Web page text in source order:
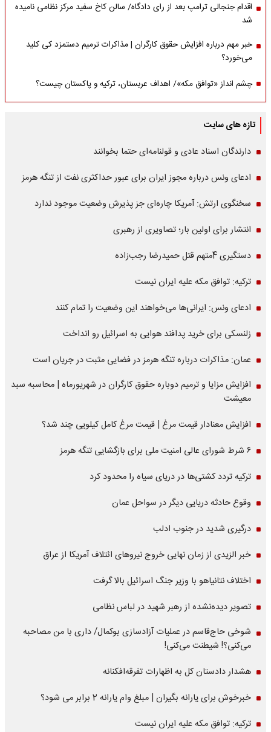
اقدام جنجالی ترامپ بعد از رای دادگاه/ سالن کاخ سفید مرکز نظامی نامیده
شد
خبر مهم درباره افزایش حقوق کارگران | مذاکرات ترمیم دستمزد کی کلید
می‌خورد؟
چشم انداز «توافق مکه»/ اهداف عربستان، ترکیه و پاکستان چیست؟
تازه های سایت
دارندگان اسناد عادی و قولنامه‌ای حتما بخوانند
ادعای ونس درباره مجوز ایران برای عبور حداکثری نفت از تنگه هرمز
سخنگوی ارتش: آمریکا چاره‌ای جز پذیرش وضعیت موجود ندارد
انتشار برای اولین بار؛ تصاویری از رهبری
دستگیری 4متهم قتل حمیدرضا رجب‌زاده
ترکیه: توافق مکه علیه ایران نیست
ادعای ونس: ایرانی‌ها می‌خواهند این وضعیت را تمام کنند
زلنسکی برای خرید پدافند هوایی به اسرائیل رو انداخت
عمان: مذاکرات درباره تنگه هرمز در فضایی مثبت در جریان است
افزایش مزایا و ترمیم دوباره حقوق کارگران در شهریورماه | محاسبه سبد
معیشت
افزایش معنادار قیمت مرغ | قیمت مرغ کامل کیلویی چند شد؟
۶ شرط شورای عالی امنیت ملی برای بازگشایی تنگه هرمز
ترکیه تردد کشتی‌ها در دریای سیاه را محدود کرد
وقوع حادثه دریایی دیگر در سواحل عمان
درگیری شدید در جنوب ادلب
خبر الزیدی از زمان نهایی خروج نیروهای ائتلاف آمریکا از عراق
اختلاف نتانیاهو با وزیر جنگ اسرائیل بالا گرفت
تصویر دیده‌نشده از رهبر شهید در لباس نظامی
شوخی حاج‌قاسم در عملیات آزادسازی بوکمال/ داری با من مصاحبه‌
می‌کنی؟! شیطنت می‌کنی!
هشدار دادستان کل به اظهارات تفرقه‌افکنانه
خبرخوش برای یارانه بگیران | مبلغ وام یارانه 2 برابر می شود؟
ترکیه: توافق مکه علیه ایران نیست